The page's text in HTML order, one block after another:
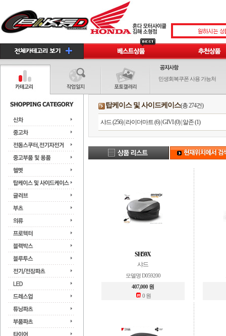
민생회복쿠폰 사용 가능처
탑케이스 및 사이드케이스(총 274건)
샤드 (256)| 라이더마트 (6)|GIVI (0)| 알존 (1)
SH59X
샤드
모델명 D059200
407,000 원
0 원